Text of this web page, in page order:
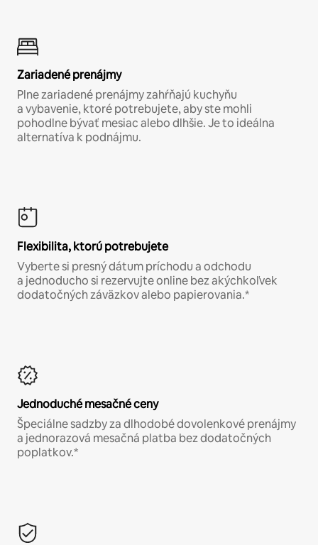
Zariadené prenájmy
Plne zariadené prenájmy zahŕňajú kuchyňu
a vybavenie, ktoré potrebujete, aby ste mohli
pohodlne bývať mesiac alebo dlhšie. Je to ideálna
alternatíva k podnájmu.
Flexibilita, ktorú potrebujete
Vyberte si presný dátum príchodu a odchodu
a jednoducho si rezervujte online bez akýchkoľvek
dodatočných záväzkov alebo papierovania.*
Jednoduché mesačné ceny
Špeciálne sadzby za dlhodobé dovolenkové prenájmy
a jednorazová mesačná platba bez dodatočných
poplatkov.*